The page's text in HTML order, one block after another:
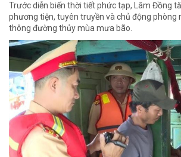
Trước diễn biến thời tiết phức tạp, Lâm Đồng
phương tiện, tuyên truyền và chủ động phòng
thông đường thủy mùa mưa bão.